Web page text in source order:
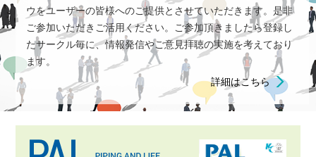
ウをユーザーの皆様へのご提供とさせていただきます。是非
ご参加いただきご活用ください。ご参加頂きましたら登録し
たサークル毎に、情報発信やご意見拝聴の実施を考えており
ます。
詳細はこちら